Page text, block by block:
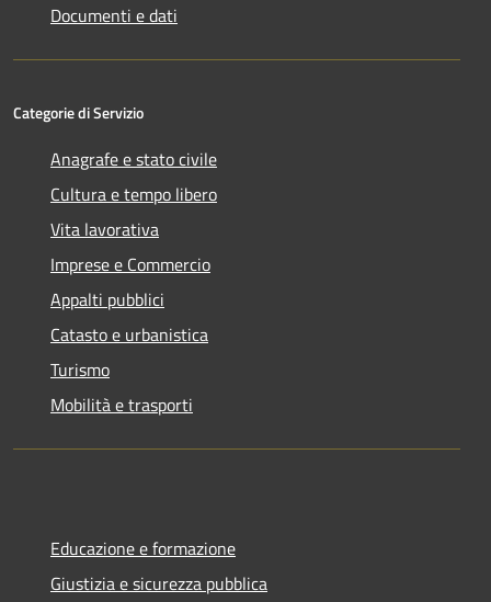
Documenti e dati
Categorie di Servizio
Anagrafe e stato civile
Cultura e tempo libero
Vita lavorativa
Imprese e Commercio
Appalti pubblici
Catasto e urbanistica
Turismo
Mobilità e trasporti
Educazione e formazione
Giustizia e sicurezza pubblica